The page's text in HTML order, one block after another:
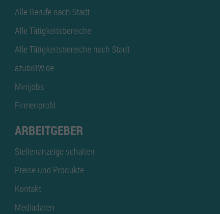
Alle Berufe nach Stadt
Alle Tätigkeitsbereiche
Alle Tätigkeitsbereiche nach Stadt
azubiBW.de
Minijobs
Firmenprofil
ARBEITGEBER
Stellenanzeige schalten
Preise und Produkte
Kontakt
Mediadaten